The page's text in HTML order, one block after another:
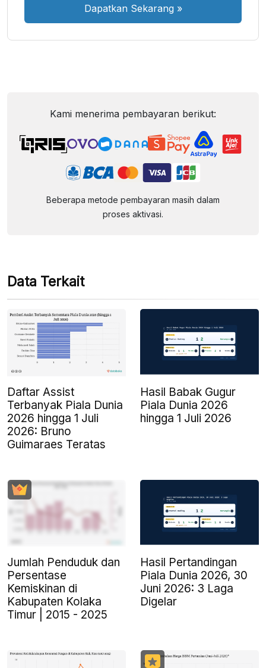
Dapatkan Sekarang »
Kami menerima pembayaran berikut:
Beberapa metode pembayaran masih dalam
proses aktivasi.
Data Terkait
Daftar Assist
Terbanyak Piala Dunia
2026 hingga 1 Juli
2026: Bruno
Guimaraes Teratas
Hasil Babak Gugur
Piala Dunia 2026
hingga 1 Juli 2026
Jumlah Penduduk dan
Persentase
Kemiskinan di
Kabupaten Kolaka
Timur | 2015 - 2025
Hasil Pertandingan
Piala Dunia 2026, 30
Juni 2026: 3 Laga
Digelar